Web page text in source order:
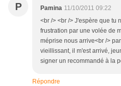
P Pamina 11/10/2011 09:22
<br /> <br /> J'espère que tu
frustration par une volée de
méprise nous arrive<br />
vieillissant, il m'est arrivé,
signer un recommandé à la
Répondre